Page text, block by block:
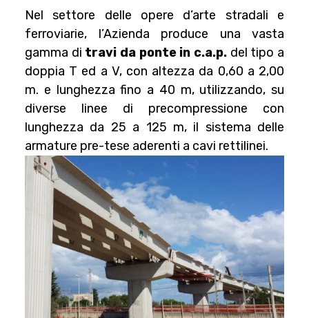
Nel settore delle opere d’arte stradali e
ferroviarie, l’Azienda produce una vasta
gamma di travi da ponte in c.a.p. del tipo a
doppia T ed a V, con altezza da 0,60 a 2,00
m. e lunghezza fino a 40 m, utilizzando, su
diverse linee di precompressione con
lunghezza da 25 a 125 m, il sistema delle
armature pre-tese aderenti a cavi rettilinei.